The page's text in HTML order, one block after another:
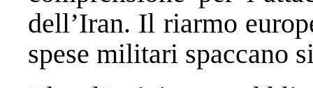
dell’Iran. Il riarmo
spese militari spaccano